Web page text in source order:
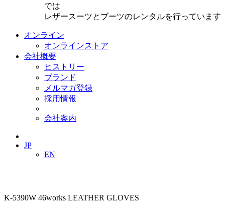
では
レザースーツとブーツのレンタルを行っています
オンライン
オンラインストア
会社概要
ヒストリー
ブランド
メルマガ登録
採用情報
会社案内
JP
EN
K-5390W 46works LEATHER GLOVES